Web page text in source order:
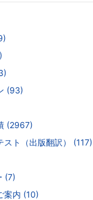
(93)
(2967)
スト（出版翻訳） (117)
(7)
案内 (10)